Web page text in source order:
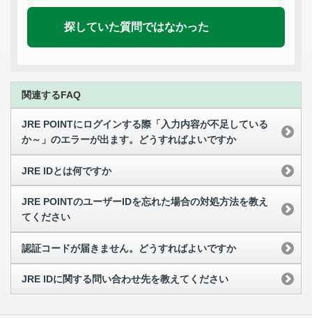
探していた質問ではなかった
関連するFAQ
JRE POINTにログインする際「入力内容が不足している
か～」のエラーが出ます。どうすればよいですか
JRE IDとは何ですか
JRE POINTのユーザーIDを忘れた場合の対処方法を教え
てください
認証コードが届きません。どうすればよいですか
JRE IDに関する問い合わせ先を教えてください